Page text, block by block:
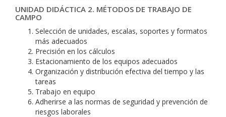
UNIDAD DIDÁCTICA 2. MÉTODOS DE TRABAJO DE
CAMPO
Selección de unidades, escalas, soportes y formatos
más adecuados
Precisión en los cálculos
Estacionamiento de los equipos adecuados
Organización y distribución efectiva del tiempo y las
tareas
Trabajo en equipo
Adherirse a las normas de seguridad y prevención de
riesgos laborales